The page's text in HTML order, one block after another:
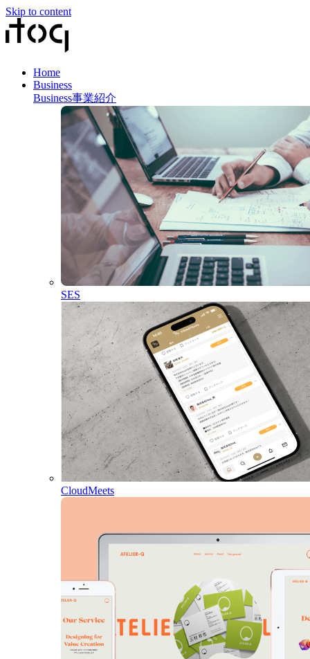
Skip to content
Home
Business
Business事業紹介
SES
CloudMeets